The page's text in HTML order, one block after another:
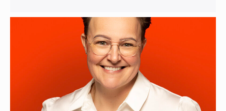
gespecialiseerd in nationale en internationale wet- en
regelgeving relevant voor de life sciences sector en de […]